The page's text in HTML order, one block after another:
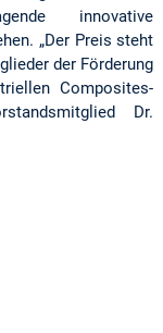
innovative
„Der Preis steht
der Förderung
Composites-
Dr.